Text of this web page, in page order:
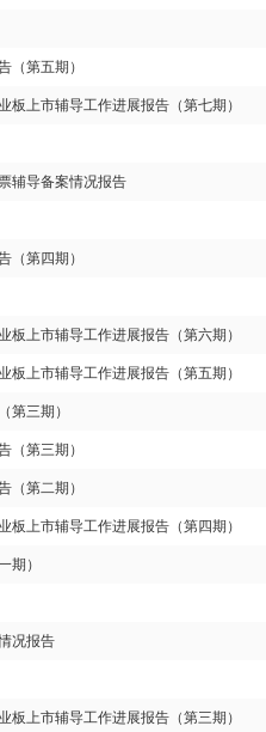
（第五期）
上市辅导工作进展报告（第七期）
辅导备案情况报告
（第四期）
上市辅导工作进展报告（第六期）
上市辅导工作进展报告（第五期）
第三期）
（第三期）
（第二期）
上市辅导工作进展报告（第四期）
期）
况报告
上市辅导工作进展报告（第三期）